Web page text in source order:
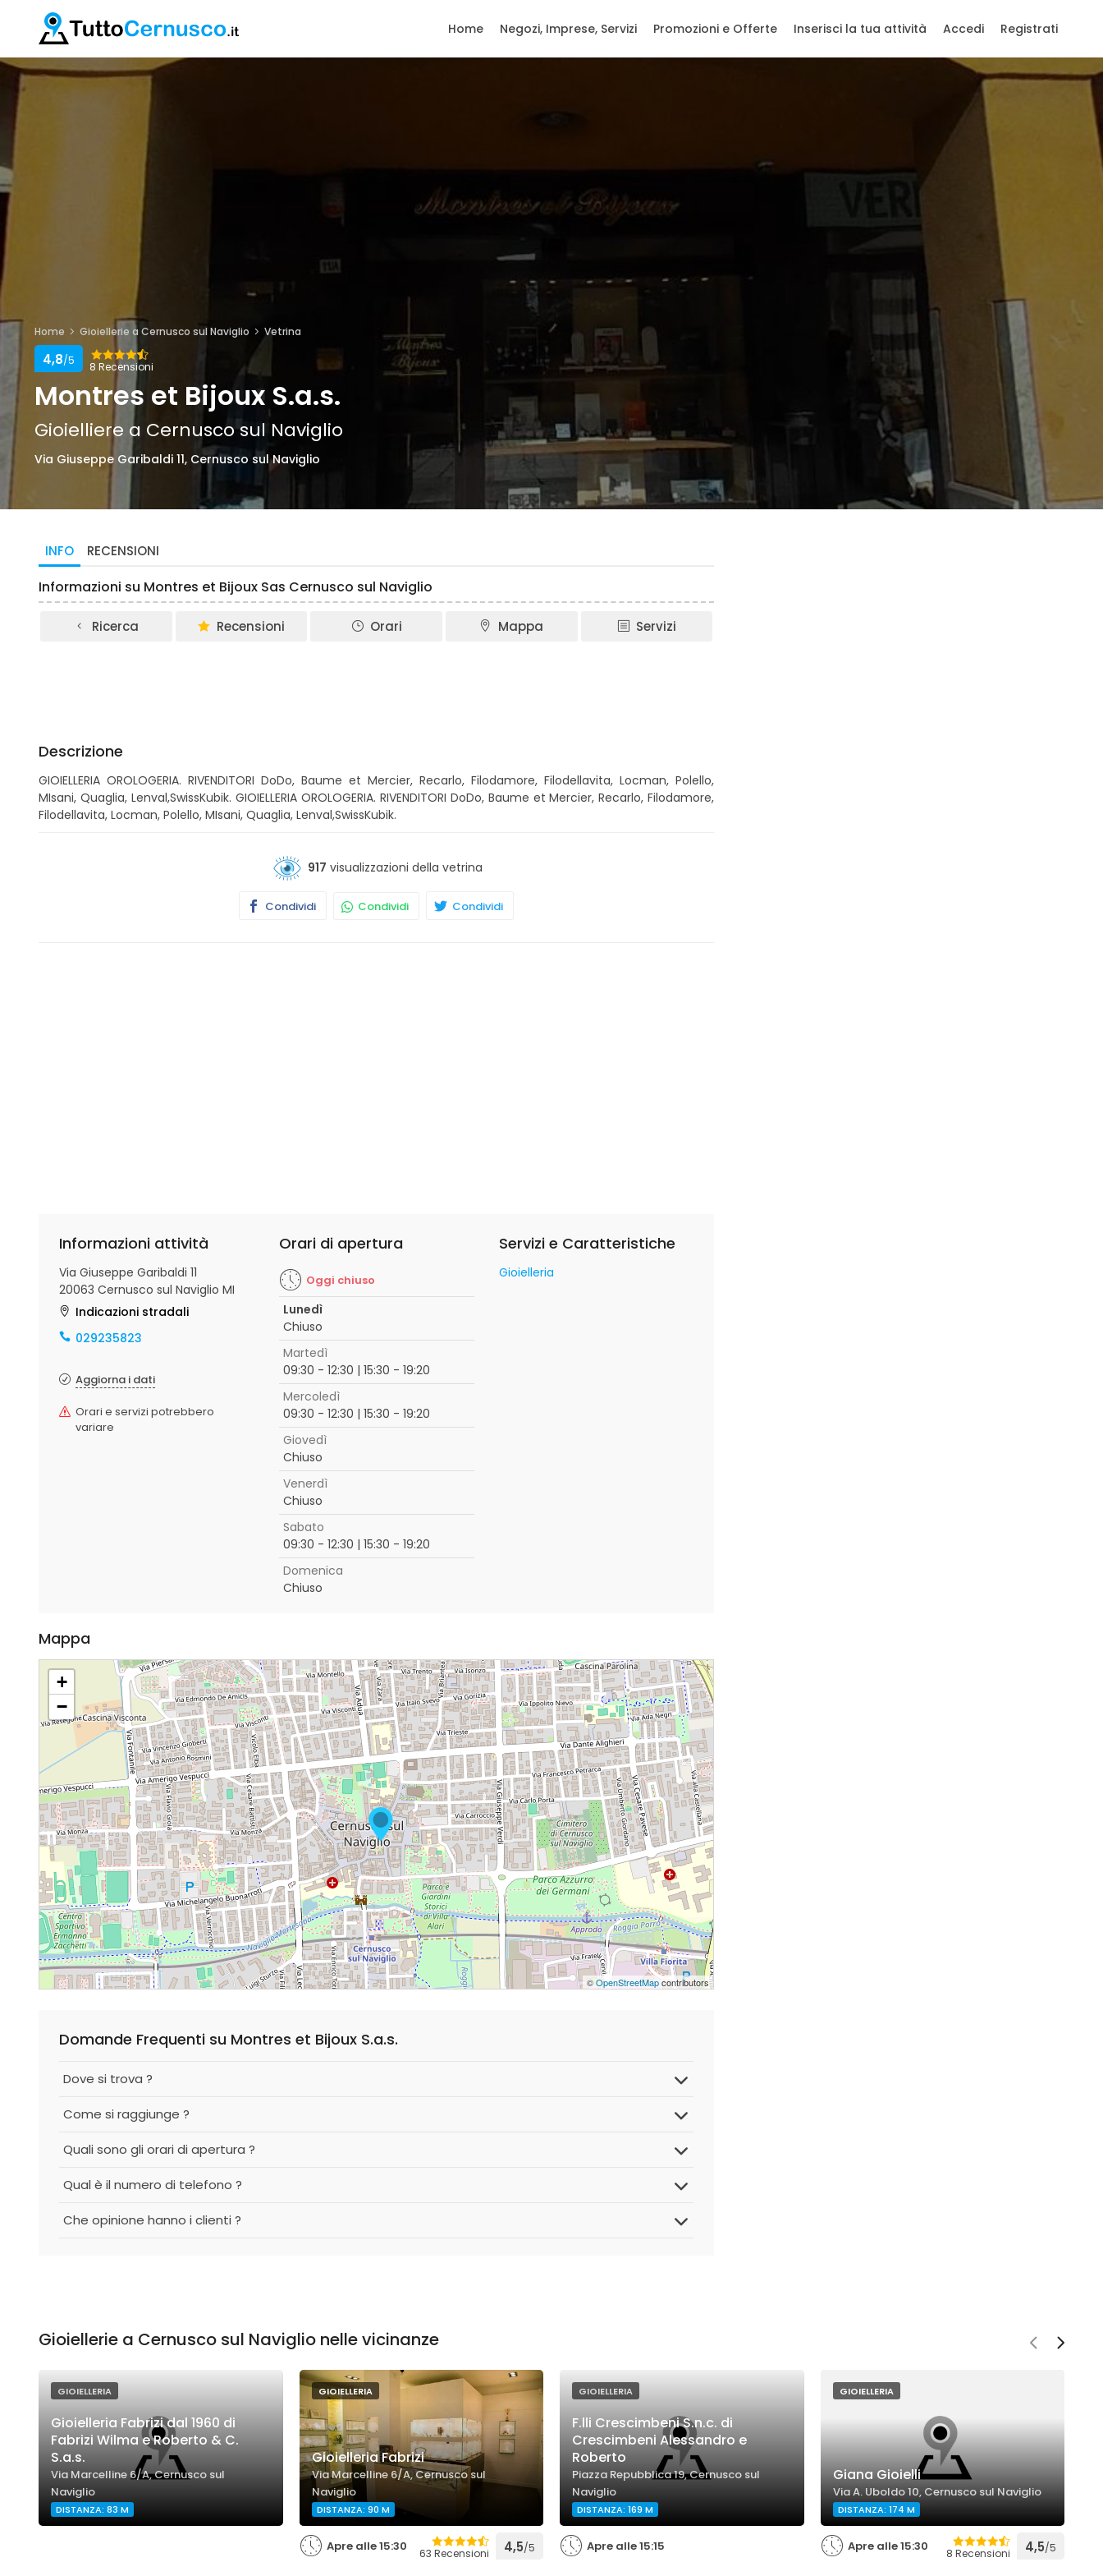
Home Negozi, Imprese, Servizi Promozioni e Offerte Inserisci la tua attività Accedi Registrati
Home Gioiellerie a Cernusco sul Naviglio Vetrina
8 Recensioni
4,8/5
Montres et Bijoux S.a.s.
Gioielliere a Cernusco sul Naviglio
Via Giuseppe Garibaldi 11, Cernusco sul Naviglio
INFO RECENSIONI
Informazioni su Montres et Bijoux Sas Cernusco sul Naviglio
Ricerca Recensioni Orari Mappa Servizi
Descrizione
GIOIELLERIA OROLOGERIA. RIVENDITORI DoDo, Baume et Mercier, Recarlo, Filodamore, Filodellavita, Locman, Polello,
MIsani, Quaglia, Lenval,SwissKubik. GIOIELLERIA OROLOGERIA. RIVENDITORI DoDo, Baume et Mercier, Recarlo, Filodamore,
Filodellavita, Locman, Polello, MIsani, Quaglia, Lenval,SwissKubik.
917 visualizzazioni della vetrina
Condividi Condividi Condividi
Informazioni attività
Via Giuseppe Garibaldi 11
20063 Cernusco sul Naviglio MI
Indicazioni stradali
029235823
Aggiorna i dati
Orari e servizi potrebbero
variare
Orari di apertura
Oggi chiuso
Lunedì
Chiuso
Martedì
09:30 - 12:30 | 15:30 - 19:20
Mercoledì
09:30 - 12:30 | 15:30 - 19:20
Giovedì
Chiuso
Venerdì
Chiuso
Sabato
09:30 - 12:30 | 15:30 - 19:20
Domenica
Chiuso
Servizi e Caratteristiche
Gioielleria
Mappa
+
−
©OpenStreetMapcontributors
Domande Frequenti su Montres et Bijoux S.a.s.
Dove si trova ?
Come si raggiunge ?
Quali sono gli orari di apertura ?
Qual è il numero di telefono ?
Che opinione hanno i clienti ?
Gioiellerie a Cernusco sul Naviglio nelle vicinanze
GIOIELLERIA
Gioielleria Fabrizi dal 1960 di
Fabrizi Wilma e Roberto & C.
S.a.s.
Via Marcelline 6/A, Cernusco sul
Naviglio
DISTANZA: 83 M
GIOIELLERIA
Gioielleria Fabrizi
Via Marcelline 6/A, Cernusco sul
Naviglio
DISTANZA: 90 M
Apre alle 15:30 63 Recensioni 4,5/5
GIOIELLERIA
F.lli Crescimbeni S.n.c. di
Crescimbeni Alessandro e
Roberto
Piazza Repubblica 19, Cernusco sul
Naviglio
DISTANZA: 169 M
Apre alle 15:15
GIOIELLERIA
Giana Gioielli
Via A. Uboldo 10, Cernusco sul Naviglio
DISTANZA: 174 M
Apre alle 15:30 8 Recensioni 4,5/5